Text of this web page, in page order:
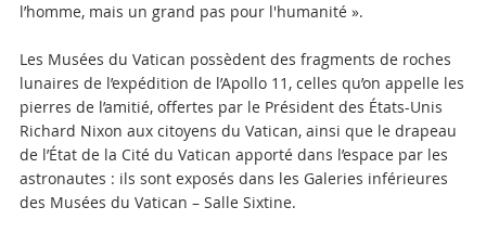
l’homme, mais un grand pas pour l'humanité ».
Les Musées du Vatican possèdent des fragments de roches
lunaires de l’expédition de l’Apollo 11, celles qu’on appelle les
pierres de l’amitié, offertes par le Président des États-Unis
Richard Nixon aux citoyens du Vatican, ainsi que le drapeau
de l’État de la Cité du Vatican apporté dans l’espace par les
astronautes : ils sont exposés dans les Galeries inférieures
des Musées du Vatican – Salle Sixtine.